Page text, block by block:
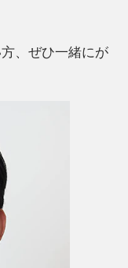
、ぜひ一緒にが